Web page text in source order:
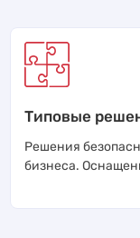
Типовые
Решения
бизнеса.